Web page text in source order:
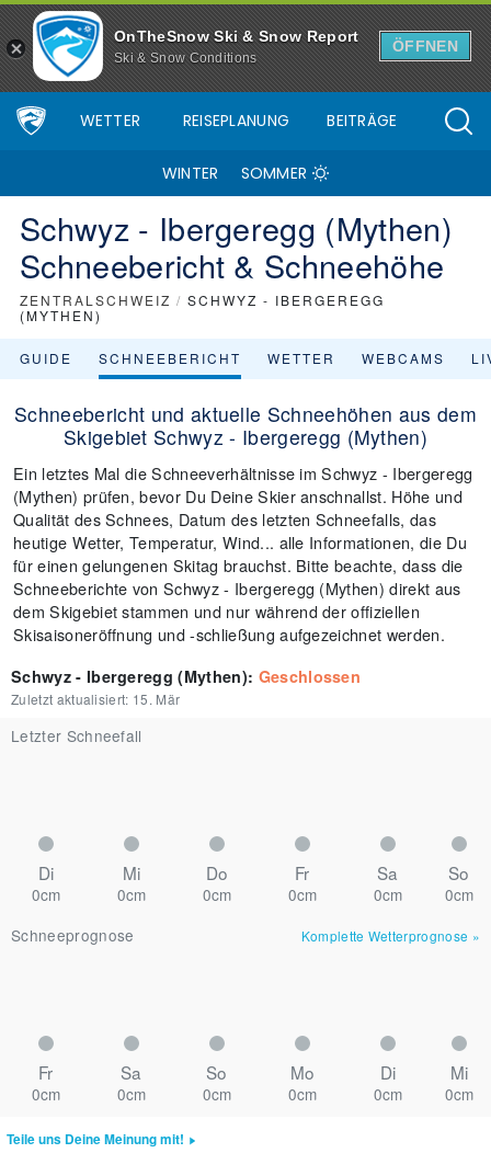
OnTheSnow Ski & Snow Report
Ski & Snow Conditions
ÖFFNEN
WETTER REISEPLANUNG BEITRÄGE
WINTER SOMMER
Schwyz - Ibergeregg (Mythen)
Schneebericht & Schneehöhe
ZENTRALSCHWEIZ / SCHWYZ - IBERGEREGG
(MYTHEN)
GUIDE SCHNEEBERICHT WETTER WEBCAMS
Schneebericht und aktuelle Schneehöhen aus dem
Skigebiet Schwyz - Ibergeregg (Mythen)
Ein letztes Mal die Schneeverhältnisse im Schwyz - Ibergeregg
(Mythen) prüfen, bevor Du Deine Skier anschnallst. Höhe und
Qualität des Schnees, Datum des letzten Schneefalls, das
heutige Wetter, Temperatur, Wind... alle Informationen, die Du
für einen gelungenen Skitag brauchst. Bitte beachte, dass die
Schneeberichte von Schwyz - Ibergeregg (Mythen) direkt aus
dem Skigebiet stammen und nur während der offiziellen
Skisaisoneröffnung und -schließung aufgezeichnet werden.
Schwyz - Ibergeregg (Mythen): Geschlossen
Zuletzt aktualisiert: 15. Mär
Letzter Schneefall
Di Mi Do Fr Sa So
0cm 0cm 0cm 0cm 0cm
0cm
Schneeprognose
Komplette Wetterprognose »
Fr Sa So Mo Di Mi
0cm 0cm 0cm 0cm 0cm 0cm
Teile uns Deine Meinung mit!